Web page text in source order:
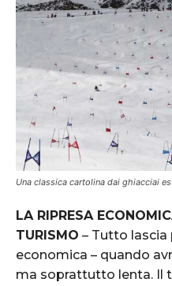
Una classica cartolina dai ghiacciai
LA RIPRESA
TURISMO – Tutto lascia
economica – quando
ma soprattutto lenta. Il